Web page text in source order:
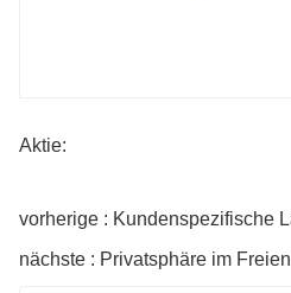
Aktie:
nächste : Privatsphäre im Freien